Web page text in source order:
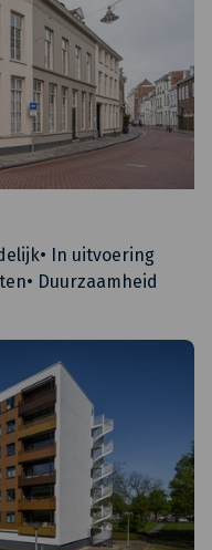
• In uitvoering
• Duurzaamheid